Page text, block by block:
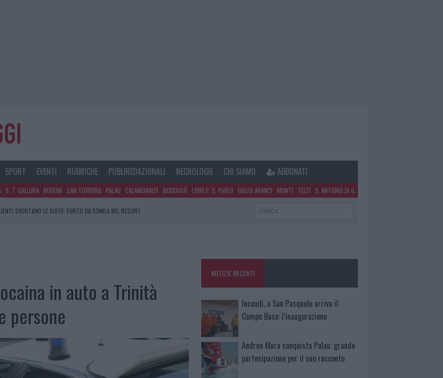
SPORT EVENTI RUBRICHE PUBLIREDAZIONALI NECROLOGIE CHI SIAMO ABBONATI
S. T. GALLURA BUDONI SAN TEODORO PALAU CALANGIANUS BUDDUSÒ LOIRI P. S. PAOLO GOLFO ARANCI MONTI TELTI S. ANTONIO DI G.
SVUOTANO LE SUITE: FURTO DA 50MILA NEL RESORT
in auto a Trinità
persone
NOTIZIE RECENTI
Incendi, a San Pasquale arriva il
Campo Base: l’inaugurazione
Andrea Mura conquista Palau: grande
partecipazione per il suo racconto